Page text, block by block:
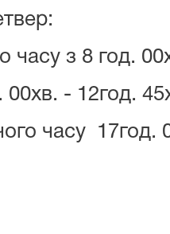
часу з 8 год.
00хв. - 12год.
часу 17год.